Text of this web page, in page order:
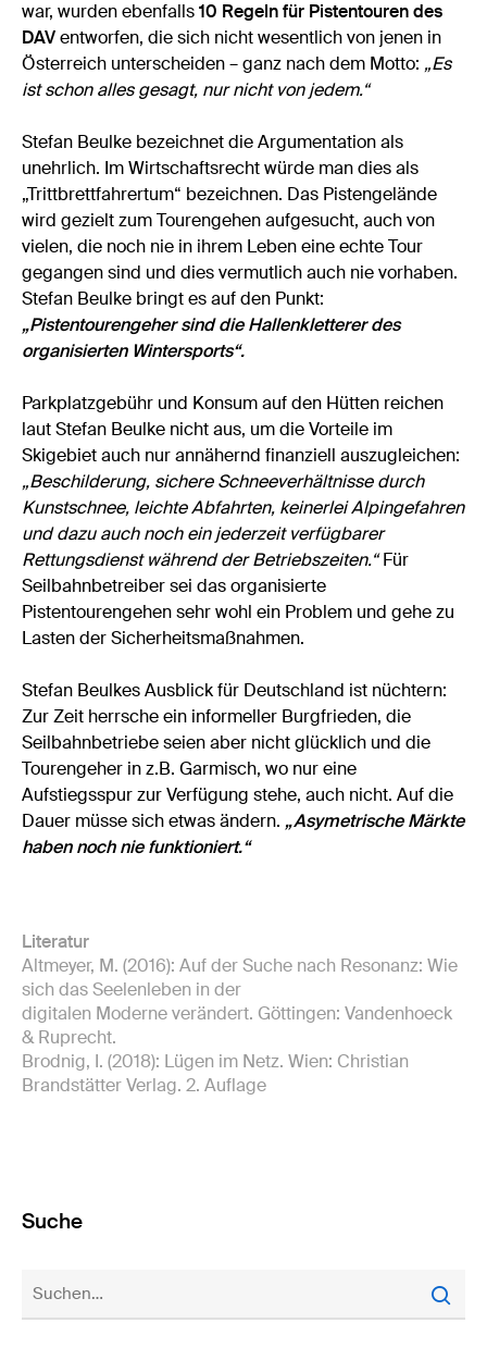
war, wurden ebenfalls10 Regeln für Pistentouren des
DAVentworfen, die sich nicht wesentlich von jenen in
Österreich unterscheiden – ganz nach dem Motto: „Es
ist schon alles gesagt, nur nicht von jedem.“
Stefan Beulke bezeichnet die Argumentation als
unehrlich. Im Wirtschaftsrecht würde man dies als
„Trittbrettfahrertum“ bezeichnen. Das Pistengelände
wird gezielt zum Tourengehen aufgesucht, auch von
vielen, die noch nie in ihrem Leben eine echte Tour
gegangen sind und dies vermutlich auch nie vorhaben.
Stefan Beulke bringt es auf den Punkt:
„Pistentourengeher sind die Hallenkletterer des
organisierten Wintersports“.
Parkplatzgebühr und Konsum auf den Hütten reichen
laut Stefan Beulke nicht aus, um die Vorteile im
Skigebiet auch nur annähernd finanziell auszugleichen:
„Beschilderung, sichere Schneeverhältnisse durch
Kunstschnee, leichte Abfahrten, keinerlei Alpingefahren
und dazu auch noch ein jederzeit verfügbarer
Rettungsdienst während der Betriebszeiten.“Für
Seilbahnbetreiber sei das organisierte
Pistentourengehen sehr wohl ein Problem und gehe zu
Lasten der Sicherheitsmaßnahmen.
Stefan Beulkes Ausblick für Deutschland ist nüchtern:
Zur Zeit herrsche ein informeller Burgfrieden, die
Seilbahnbetriebe seien aber nicht glücklich und die
Tourengeher in z.B. Garmisch, wo nur eine
Aufstiegsspur zur Verfügung stehe, auch nicht. Auf die
Dauer müsse sich etwas ändern. „Asymetrische Märkte
haben noch nie funktioniert.“
Literatur
Altmeyer, M. (2016): Auf der Suche nach Resonanz: Wie
sich das Seelenleben in der
digitalen Moderne verändert. Göttingen: Vandenhoeck
& Ruprecht.
Brodnig, I. (2018): Lügen im Netz. Wien: Christian
Brandstätter Verlag. 2. Auflage
Suche